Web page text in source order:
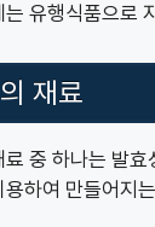
유행식품으로
재료
중 하나는 발
하여 만들어지